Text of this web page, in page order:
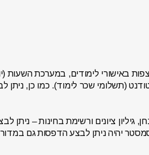
באישורי לימודים, במערכת השעות
(תשלומי שכר לימוד). כמו כן, ניתן
גיליון ציונים ורשימת בחינות – ניתן
יהיה ניתן לבצע הדפסות גם במדור